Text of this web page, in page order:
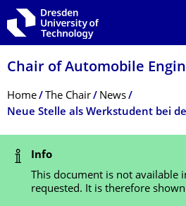
Skip to main navigation
Skip to search
Skip to content
Chair of Automobile
Breadcrumb Menu
Home The Chair
News
Neue Stelle als Werkstudent bei
Status Message
Info
This document is not available
requested. It is therefore